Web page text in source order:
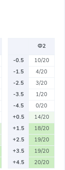
Ф2
-0.5
10/20
-1.5
4/20
-2.5
3/20
-3.5
1/20
-4.5
0/20
+0.5
14/20
+1.5
18/20
+2.5
19/20
+3.5
19/20
+4.5
20/20